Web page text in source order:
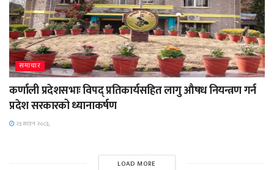
समाचार
कर्णाली प्रदेशसभाः विपद् प्रतिकार्यसहित लागु औषध नियन्त्रण गर्न
प्रदेश सरकारको ध्यानाकर्षण
२३ साउन २०८३,
LOAD MORE